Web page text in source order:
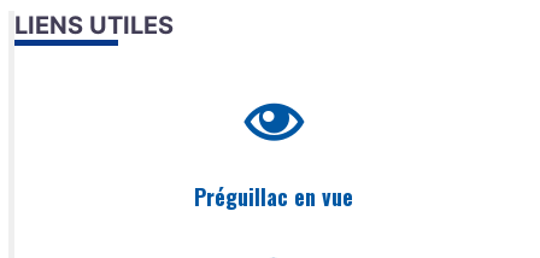
LIENS UTILES
Préguillac en vue